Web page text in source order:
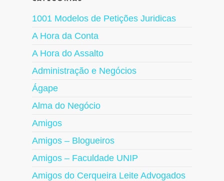
1001 Modelos de Petições Juridicas
A Hora da Conta
A Hora do Assalto
Administração e Negócios
Ágape
Alma do Negócio
Amigos
Amigos – Blogueiros
Amigos – Faculdade UNIP
Amigos do Cerqueira Leite Advogados